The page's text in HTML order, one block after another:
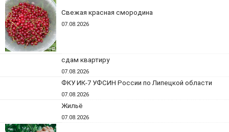
Свежая красная смородина
07.08.2026
сдам квартиру
07.08.2026
ФКУ ИК-7 УФСИН России по Липецкой области
07.08.2026
Жильё
07.08.2026